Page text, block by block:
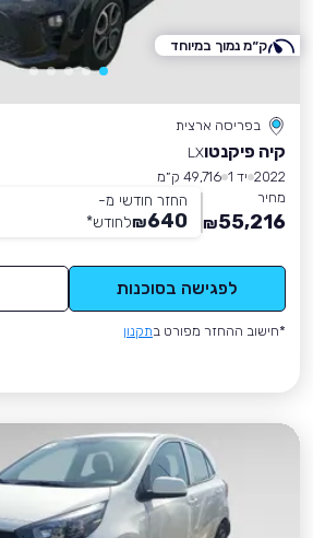
בפריסה ארצית
קיה פיקנטוLX
2022 יד 1
49,716 ק״מ
מחיר
55,216
₪
החזר חודשי מ-
640
₪לחודש*
לפגישה בסוכנות
*חישוב ההחזר מפורט בתקנון
ק״מ נמוך במיוחד